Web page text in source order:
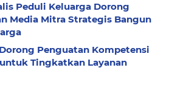
Peduli Keluarga Dorong
Media Mitra Strategis Bangun
Penguatan Kompetensi
Tingkatkan Layanan